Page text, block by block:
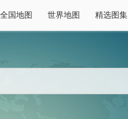
全国地图 世界地图 精选图集